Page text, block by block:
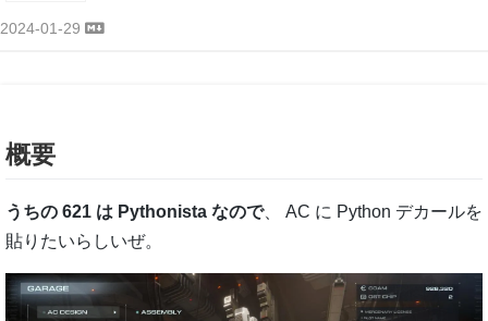
2024-01-29
概要
うちの 621 は Pythonista なので、 AC に Python デカールを
貼りたいらしいぜ。